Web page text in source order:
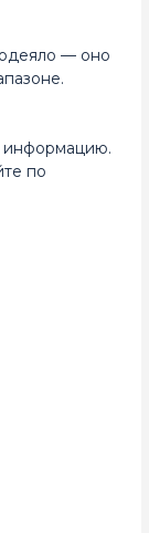
— оно
информацию.
по